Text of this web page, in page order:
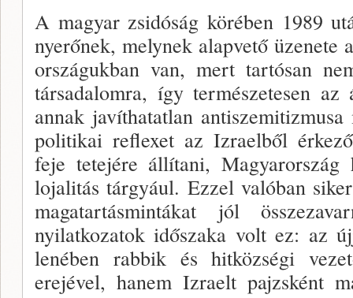
A magyar zsidóság körében 1989
nyerőnek, mely­nek alapvető üzenete
országukban van, mert tartó­san
társa­dalomra, így természetesen az
annak javíthatatlan
politikai reflexet az Izraelből
feje tete­jére állítani, Magyarország
lojalitás tárgyául. Ezzel való­ban
ma­gatartásmintákat jól
nyilatkozatok időszaka volt ez: az
lenében rabbik és hitközségi
erejével, hanem Iz­raelt pajzsként